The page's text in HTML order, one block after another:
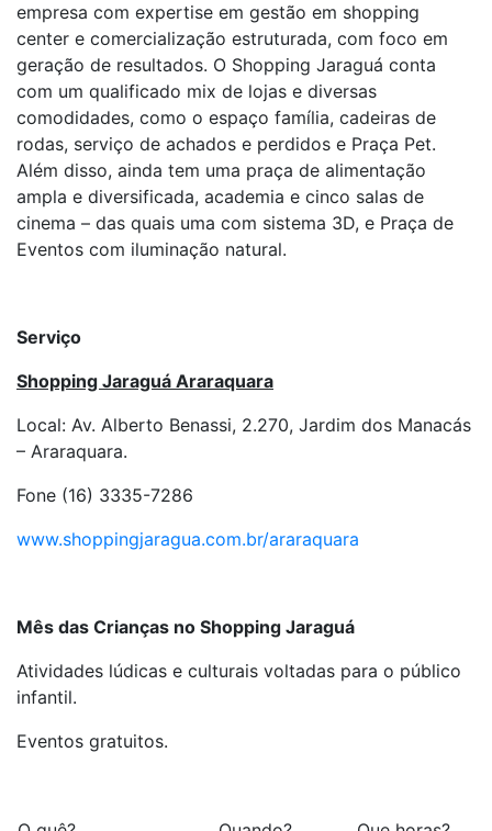
empresa com expertise em gestão em shopping
center e comercialização estruturada, com foco em
geração de resultados. O Shopping Jaraguá conta
com um qualificado mix de lojas e diversas
comodidades, como o espaço família, cadeiras de
rodas, serviço de achados e perdidos e Praça Pet.
Além disso, ainda tem uma praça de alimentação
ampla e diversificada, academia e cinco salas de
cinema – das quais uma com sistema 3D, e Praça de
Eventos com iluminação natural.
Serviço
Shopping Jaraguá Araraquara
Local: Av. Alberto Benassi, 2.270, Jardim dos Manacás
– Araraquara.
Fone (16) 3335-7286
www.shoppingjaragua.com.br/araraquara
Mês das Crianças no Shopping Jaraguá
Atividades lúdicas e culturais voltadas para o público
infantil.
Eventos gratuitos.